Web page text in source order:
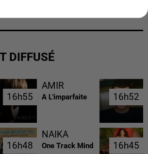
DIFFUSÉ
16h55
16h55
AMIR
A L'imparfaite 16h52
16h52
16h48
16h48
NAIKA
One Track Mind 16h45
16h45